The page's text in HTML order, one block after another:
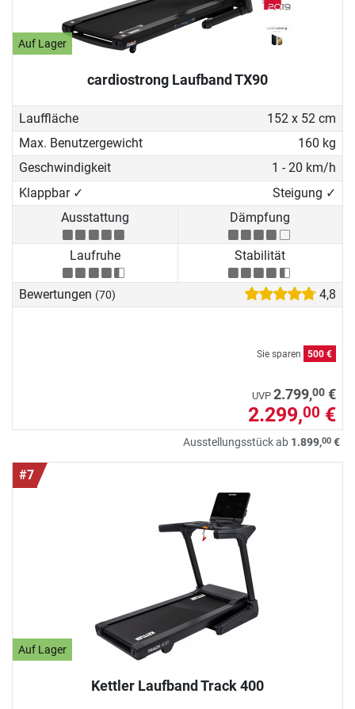
Auf Lager
cardiostrong Laufband TX90
Lauffläche
152 x 52 cm
Max. Benutzergewicht
160 kg
Geschwindigkeit
1 - 20 km/h
Klappbar ✓
Steigung ✓
Ausstattung
Dämpfung
Laufruhe Stabilität
Bewertungen (70) 4,8
Sie sparen 500 €
UVP 2.799,00 €
2.299,00 €
Ausstellungsstück ab 1.899,00 €
#7
Auf Lager
Kettler Laufband Track 400